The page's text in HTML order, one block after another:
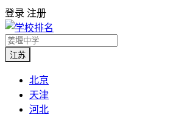
登录 注册
江苏
北京
天津
河北